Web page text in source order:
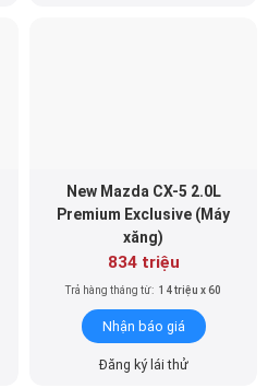
New Mazda CX-5 2.0L
Premium Exclusive (Máy
xăng)
834 triệu
Trả hàng tháng từ: 14 triệu x 60
Nhận báo giá
Đăng ký lái thử